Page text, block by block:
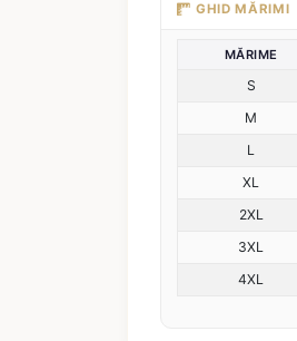
GHID MĂRIMI
MĂRIME
S
M
L
XL
2XL
3XL
4XL